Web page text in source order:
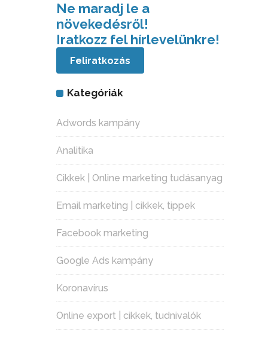
Ne maradj le a
növekedésről!
Iratkozz fel hírlevelünkre!
Feliratkozás
Kategóriák
Adwords kampány
Analitika
Cikkek | Online marketing tudásanyag
Email marketing | cikkek, tippek
Facebook marketing
Google Ads kampány
Koronavírus
Online export | cikkek, tudnivalók